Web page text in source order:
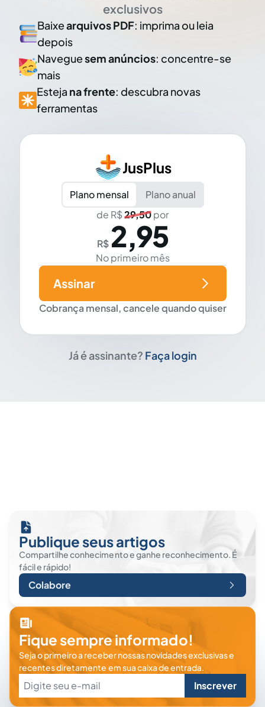
exclusivos
Baixearquivos PDF: imprima ou leia
depois
Naveguesem anúncios: concentre-se
mais
Esteja na frente: descubra novas
ferramentas
JusPlus
Plano mensal
Plano anual
de R$29,50por
R$ 2,95
No primeiro mês
Cobrança mensal, cancele quando quiser
Assinar
Já é assinante? Faça login
Publique seus artigos
Compartilhe conhecimento e ganhe reconhecimento. É
fácil e rápido!
Colabore
Fique sempre informado!
Seja o primeiro a receber nossas novidades exclusivas e
recentes diretamente em sua caixa de entrada.
Inscrever